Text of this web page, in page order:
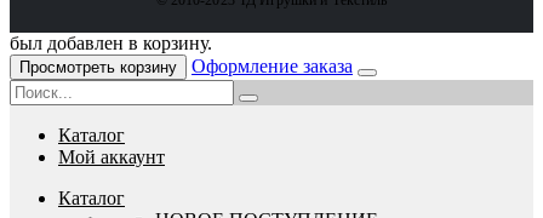
был добавлен в корзину.
Просмотреть корзину Оформление заказа
Каталог
Мой аккаунт
Каталог